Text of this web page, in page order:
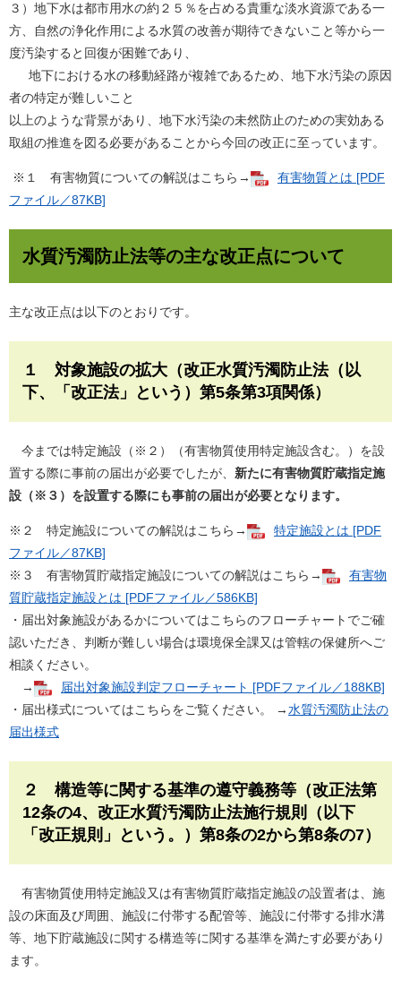
３）地下水は都市用水の約２５％を占める貴重な淡水資源である一
方、自然の浄化作用による水質の改善が期待できないこと等から一
度汚染すると回復が困難であり、
地下における水の移動経路が複雑であるため、地下水汚染の原因
者の特定が難しいこと
以上のような背景があり、地下水汚染の未然防止のための実効ある
取組の推進を図る必要があることから今回の改正に至っています。
※１ 有害物質についての解説はこちら→
有害物質とは [PDF
ファイル／87KB]
水質汚濁防止法等の主な改正点について
主な改正点は以下のとおりです。
１ 対象施設の拡大（改正水質汚濁防止法（以
下、「改正法」という）第5条第3項関係）
今までは特定施設（※２）（有害物質使用特定施設含む。）を設
置する際に事前の届出が必要でしたが、 新たに有害物質貯蔵指定施
設（※３）を設置する際にも事前の届出が必要となります。
※２ 特定施設についての解説はこちら→
特定施設とは [PDF
ファイル／87KB]
※３ 有害物質貯蔵指定施設についての解説はこちら→
有害物
質貯蔵指定施設とは [PDFファイル／586KB]
・届出対象施設があるかについてはこちらのフローチャートでご確
認いただき、判断が難しい場合は環境保全課又は管轄の保健所へご
相談ください。
→
届出対象施設判定フローチャート [PDFファイル／188KB]
・届出様式についてはこちらをご覧ください。 →水質汚濁防止法の
届出様式
２ 構造等に関する基準の遵守義務等（改正法第
12条の4、改正水質汚濁防止法施行規則（以下
「改正規則」という。）第8条の2から第8条の7）
有害物質使用特定施設又は有害物質貯蔵指定施設の設置者は、施
設の床面及び周囲、施設に付帯する配管等、施設に付帯する排水溝
等、地下貯蔵施設に関する構造等に関する基準を満たす必要があり
ます。